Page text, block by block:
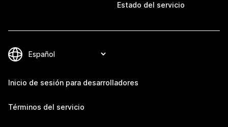
Estado del servicio
Inicio de sesión para desarrolladores
Términos del servicio